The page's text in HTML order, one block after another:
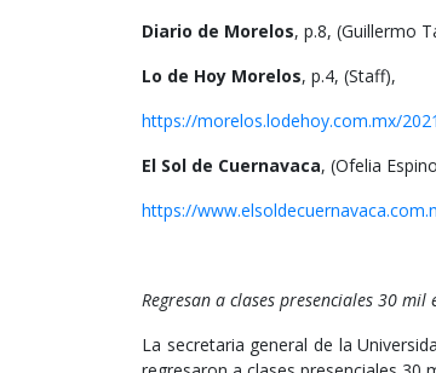
Diario de Morelos, p.8, (Guillermo
Lo de Hoy Morelos, p.4, (Staff),
https://morelos.lodehoy.com.mx/
El Sol de Cuernavaca, (Ofelia
https://
Regresan a clases presenciales 30
La secretaria general de la